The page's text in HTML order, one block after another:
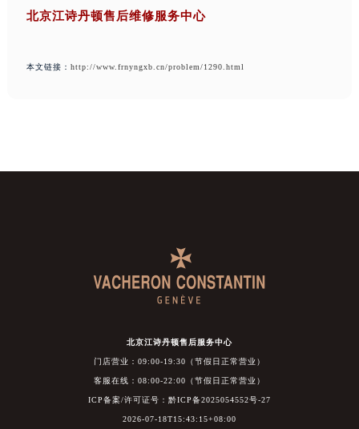
北京江诗丹顿售后维修服务中心
本文链接： http://www.frnyngxb.cn/problem/1290.html
北京江诗丹顿售后服务中心
门店营业：09:00-19:30（节假日正常营业）
客服在线：08:00-22:00（节假日正常营业）
ICP备案/许可证号：黔ICP备2025054552号-27
2026-07-18T15:43:15+08:00